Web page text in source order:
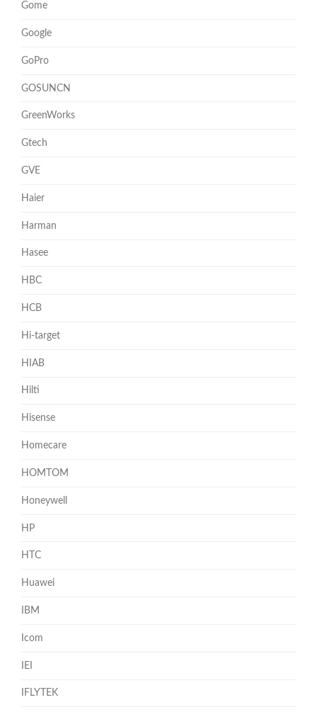
Gome
Google
GoPro
GOSUNCN
GreenWorks
Gtech
GVE
Haier
Harman
Hasee
HBC
HCB
Hi-target
HIAB
Hilti
Hisense
Homecare
HOMTOM
Honeywell
HP
HTC
Huawei
IBM
Icom
IEI
IFLYTEK